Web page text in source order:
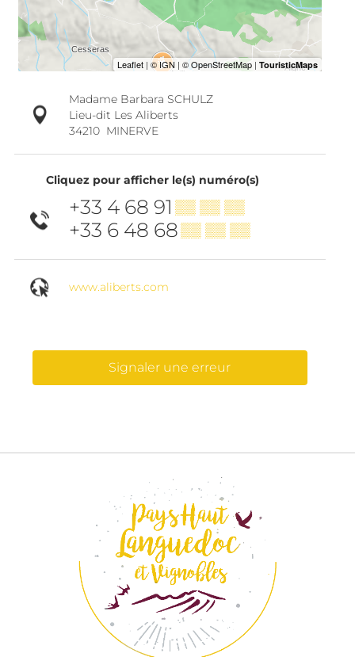
Madame Barbara SCHULZ
Lieu-dit Les Aliberts
34210 MINERVE
Cliquez pour afficher le(s) numéro(s)
+33 4 68 91 ▒▒ ▒▒ ▒▒
+33 6 48 68▒▒ ▒▒ ▒▒
www.aliberts.com
Signaler une erreur